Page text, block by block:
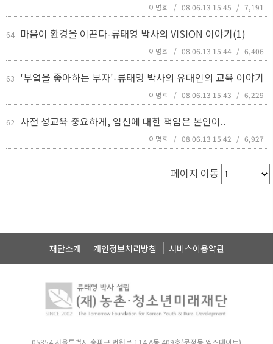
이명희 / 08.06.13 15:45 / 7,191
64 마음이 환경을 이끈다-류태영 박사의 VISION 이야기(1)
이명희 / 08.06.13 15:44 / 6,406
63 '부엌을 좋아하는 부자'-류태영 박사의 유대인의 교육 이야기
이명희 / 08.06.13 15:43 / 6,229
62 사전 성교육 중요하게, 임신에 대한 책임은 본인이..
이명희 / 08.06.13 15:42 / 6,927
페이지 이동
재단소개 개인정보처리방침 서비스이용약관
05854 서울특별시 송파구 법원로 114 A동 409호(문정동 엠스테이트)